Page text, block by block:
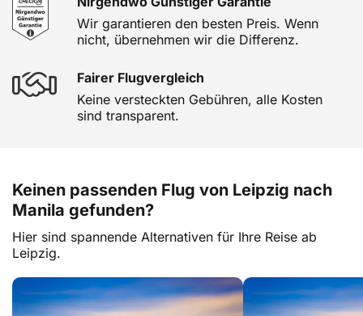
Wir garantieren den besten Preis. Wenn
nicht, übernehmen wir die Differenz.
Fairer Flugvergleich
Keine versteckten Gebühren, alle Kosten
sind transparent.
Keinen passenden Flug von Leipzig nach
Manila gefunden?
Hier sind spannende Alternativen für Ihre Reise ab
Leipzig.